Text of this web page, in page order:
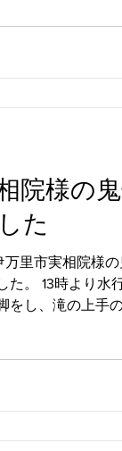
貸し出し用のお
斎（おとき）
ームページ
骨堂佐世保 #日
市松原町 #日親寺
院様の
た
万里市実相院様
た。 13時より水
をし、滝の上手
blog #伊